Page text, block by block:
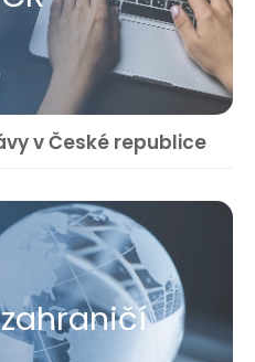
v České republice